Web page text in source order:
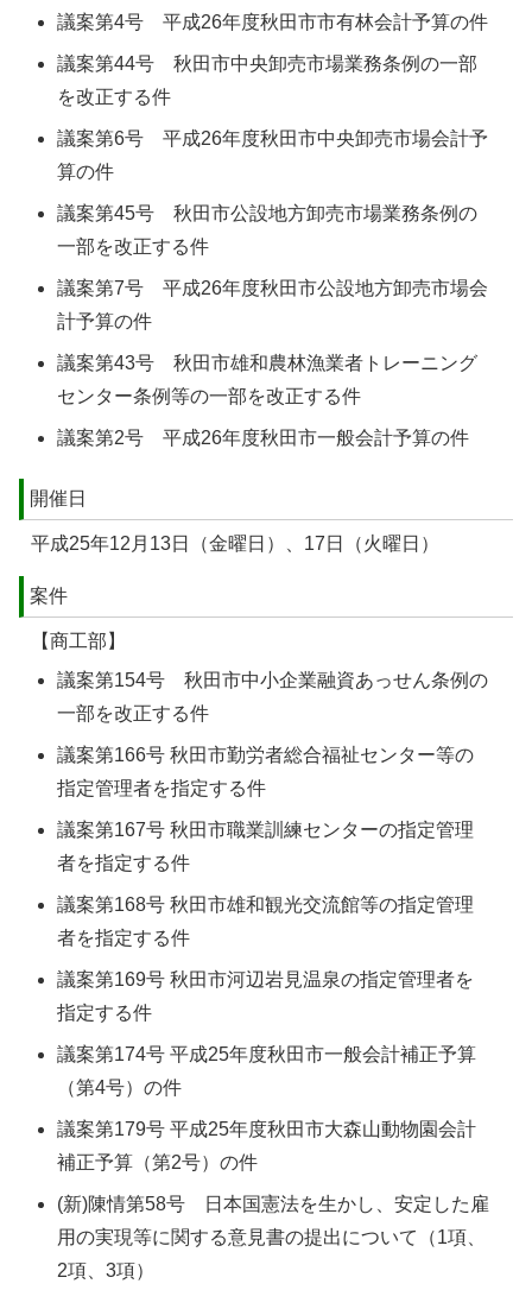
議案第4号 平成26年度秋田市市有林会計予算の件
議案第44号 秋田市中央卸売市場業務条例の一部
を改正する件
議案第6号 平成26年度秋田市中央卸売市場会計予
算の件
議案第45号 秋田市公設地方卸売市場業務条例の
一部を改正する件
議案第7号 平成26年度秋田市公設地方卸売市場会
計予算の件
議案第43号 秋田市雄和農林漁業者トレーニング
センター条例等の一部を改正する件
議案第2号 平成26年度秋田市一般会計予算の件
開催日
平成25年12月13日（金曜日）、17日（火曜日）
案件
【商工部】
議案第154号 秋田市中小企業融資あっせん条例の
一部を改正する件
議案第166号 秋田市勤労者総合福祉センター等の
指定管理者を指定する件
議案第167号 秋田市職業訓練センターの指定管理
者を指定する件
議案第168号 秋田市雄和観光交流館等の指定管理
者を指定する件
議案第169号 秋田市河辺岩見温泉の指定管理者を
指定する件
議案第174号 平成25年度秋田市一般会計補正予算
（第4号）の件
議案第179号 平成25年度秋田市大森山動物園会計
補正予算（第2号）の件
(新)陳情第58号 日本国憲法を生かし、安定した雇
用の実現等に関する意見書の提出について（1項、
2項、3項）